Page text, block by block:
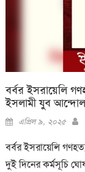
বর্বর ইসরায়েলি
ইসলামী যুব
Posted
এপ্রিল ৯, ২০২৫
বর্বর ইসরায়েলি
দুই দিনের কর্মসূচি